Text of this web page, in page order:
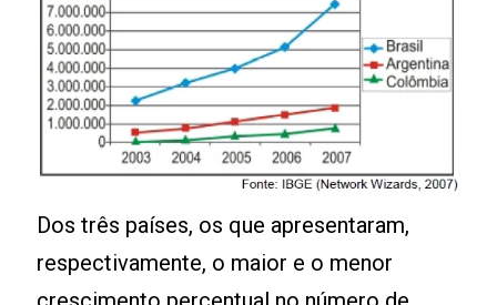
Dos três países, os que apresentaram,
respectivamente, o maior e o menor